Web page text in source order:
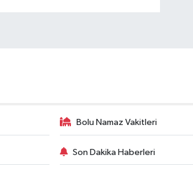
Bolu Namaz Vakitleri
Son Dakika Haberleri